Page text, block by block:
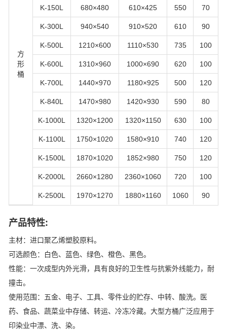
方
形
桶
K-150L 680×480 610×425 550 70
K-300L 940×540 910×520 610 90
K-500L 1210×600 1110×530 735 100
K-600L 1310×960 1000×690 620 100
K-700L 1440×970 1180×925 500 120
K-840L 1470×980 1420×930 590 80
K-1000L 1320×1200 1320×1150 630 100
K-1100L 1750×1020 1580×910 740 120
K-1500L 1870×1020 1852×980 750 120
K-2000L 2660×1280 2360×1060 720 100
K-2500L 1970×1270 1880×1160 1060 90
产品特性:
主材：进口聚乙烯塑胶原料。
可选颜色：白色、蓝色、绿色、橙色、黑色。
性能：一次成型内外光滑，具有良好的卫生性与抗紫外线能力，耐
撞击。
使用范围：五金、电子、工具、零件业的贮存、中转、酸洗。医
药、食品、蔬菜业中存储、转运、冷冻冷藏。大型方桶广泛应用于
印染业中漂、洗、染。